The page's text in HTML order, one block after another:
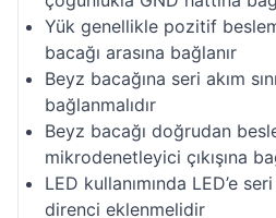
Yük genellikle pozitif
bacağı arasına bağlanır
Beyz bacağına seri akım
bağlanmalıdır
Beyz bacağı doğrudan
mikrodenetleyici çıkışına
LED kullanımında LED’e seri
direnci eklenmelidir